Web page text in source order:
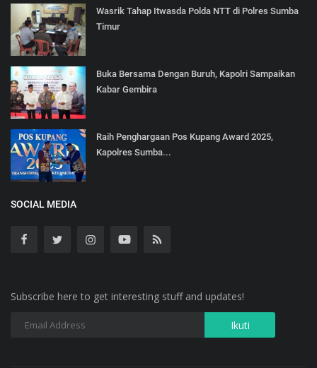
Wasrik Tahap Itwasda Polda NTT di Polres Sumba
Timur
Buka Bersama Dengan Buruh, Kapolri Sampaikan
Kabar Gembira
Raih Penghargaan Pos Kupang Award 2025,
Kapolres Sumba...
SOCIAL MEDIA
Subscribe here to get interesting stuff and updates!